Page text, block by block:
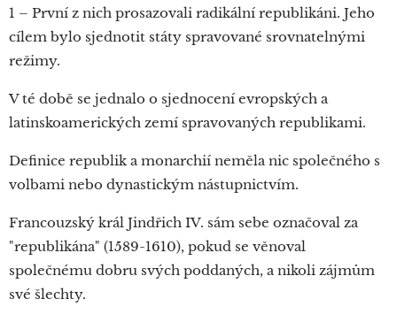
1 – První z nich prosazovali radikální republikáni. Jeho
cílem bylo sjednotit státy spravované srovnatelnými
režimy.
V té době se jednalo o sjednocení evropských a
latinskoamerických zemí spravovaných republikami.
Definice republik a monarchií neměla nic společného s
volbami nebo dynastickým nástupnictvím.
Francouzský král Jindřich IV. sám sebe označoval za
"republikána" (1589-1610), pokud se věnoval
společnému dobru svých poddaných, a nikoli zájmům
své šlechty.